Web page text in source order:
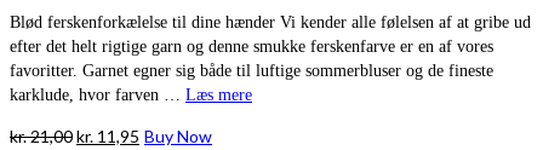
Blød ferskenforkælelse til dine hænder Vi kender alle følelsen af at gribe ud
efter det helt rigtige garn og denne smukke ferskenfarve er en af vores
favoritter. Garnet egner sig både til luftige sommerbluser og de fineste
karklude, hvor farven … Læs mere
kr.21,00Den
kr. 11,95 Den
Buy Now